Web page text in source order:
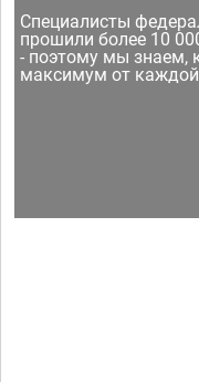
Специалисты
прошили более 10
- поэтому мы знаем,
максимум от